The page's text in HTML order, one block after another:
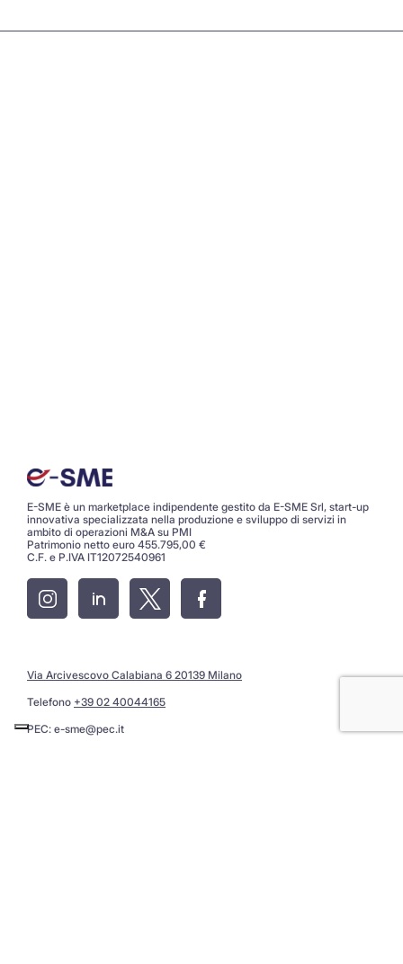
E-SME è un marketplace indipendente gestito da E-SME Srl, start-up
innovativa specializzata nella produzione e sviluppo di servizi in
ambito di operazioni M&A su PMI
Patrimonio netto euro 455.795,00 €
C.F. e P.IVA IT12072540961
Via Arcivescovo Calabiana 6 20139 Milano
Telefono +39 02 40044165
PEC: e-sme@pec.it